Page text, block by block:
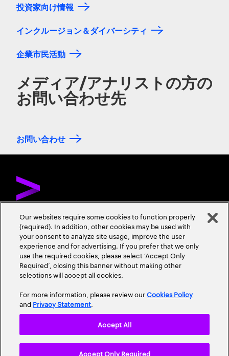
投資家向け情報
インクルージョン＆ダイバーシティ
企業市民活動
メディア/アナリストの方の
お問い合わせ先
お問い合わせ
お問い合わせ採用情報会社情報
プライバシーポリシー情報セキュリティ基本方針
使用条項
Our websites require some cookies to function properly
(required). In addition, other cookies may be used with
your consent to analyze site usage, improve the user
experience and for advertising. If you prefer that we only
use the required cookies, please select ‘Accept Only
Required’, closing this banner without making other
selections will accept all cookies.
For more information, please review ourCookies Policy
and Privacy Statement.
Accept Only Required
Accept All